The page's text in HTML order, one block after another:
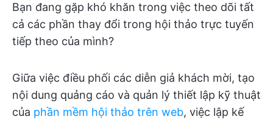
Bạn đang gặp khó khăn trong việc theo dõi tất
cả các phần thay đổi trong hội thảo trực tuyến
tiếp theo của mình?
Giữa việc điều phối các diễn giả khách mời, tạo
nội dung quảng cáo và quản lý thiết lập kỹ thuật
của phần mềm hội thảo trên web, việc lập kế